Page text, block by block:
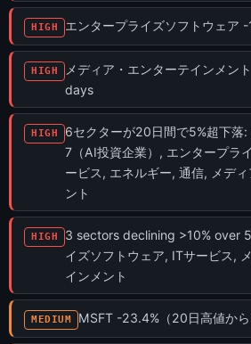
HIGH エンタープライズソフトウェア
HIGH
メディア・エンターテインメン
days
HIGH
6セクターが20日間で5%超下落:
7（AI投資企業）, エンタープラ
ービス, エネルギー, 通信, メデ
ント
HIGH
3 sectors declining >10% over
イズソフトウェア, ITサービス,
インメント
MEDIUM MSFT -23.4%（20日高値か